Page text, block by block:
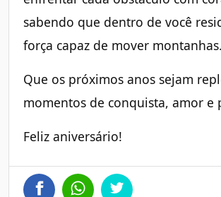
sabendo que dentro de você
força capaz de mover montanhas.
Que os próximos anos sejam
momentos de conquista, amor e
Feliz aniversário!